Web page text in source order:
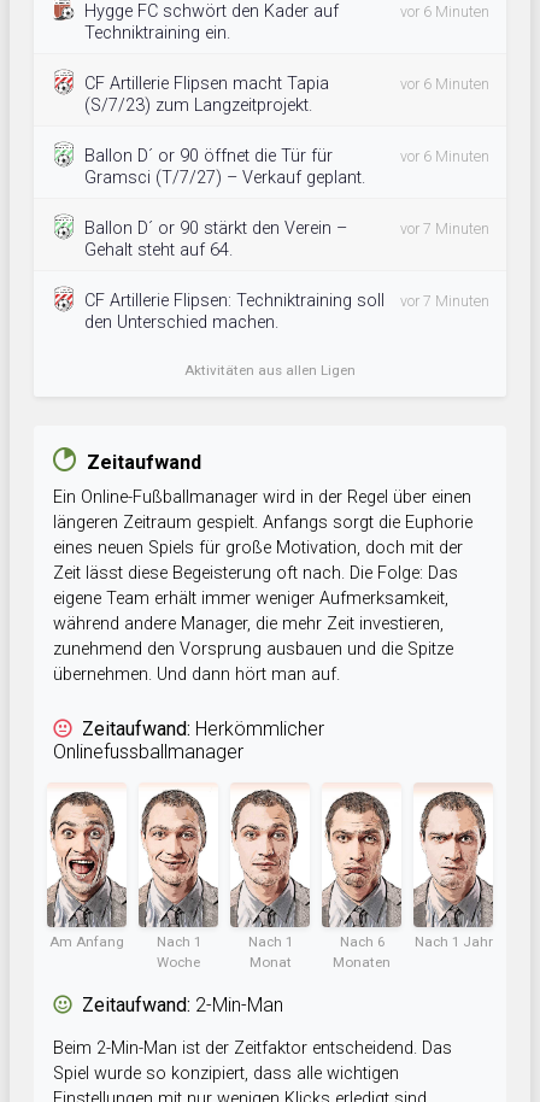
Hygge FC schwört den Kader auf
Techniktraining ein.
vor 6 Minuten
CF Artillerie Flipsen macht Tapia
(S/7/23) zum Langzeitprojekt.
vor 6 Minuten
Ballon D´ or 90 öffnet die Tür für
Gramsci (T/7/27) – Verkauf geplant.
vor 6 Minuten
Ballon D´ or 90 stärkt den Verein –
Gehalt steht auf 64.
vor 7 Minuten
CF Artillerie Flipsen: Techniktraining soll
den Unterschied machen.
vor 7 Minuten
Aktivitäten aus allen Ligen
Zeitaufwand
Ein Online-Fußballmanager wird in der Regel über einen
längeren Zeitraum gespielt. Anfangs sorgt die Euphorie
eines neuen Spiels für große Motivation, doch mit der
Zeit lässt diese Begeisterung oft nach. Die Folge: Das
eigene Team erhält immer weniger Aufmerksamkeit,
während andere Manager, die mehr Zeit investieren,
zunehmend den Vorsprung ausbauen und die Spitze
übernehmen. Und dann hört man auf.
Zeitaufwand: Herkömmlicher
Onlinefussballmanager
Am Anfang
Nach 1
Woche
Nach 1
Monat
Nach 6
Monaten
Nach 1 Jahr
Zeitaufwand: 2-Min-Man
Beim 2-Min-Man ist der Zeitfaktor entscheidend. Das
Spiel wurde so konzipiert, dass alle wichtigen